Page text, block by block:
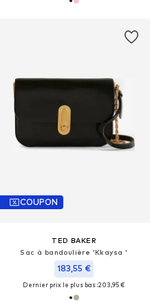
COUPON
TED BAKER
Sac à bandoulière 'Kkaysa '
183,55 €
Dernier prix le plus bas :203,95 €